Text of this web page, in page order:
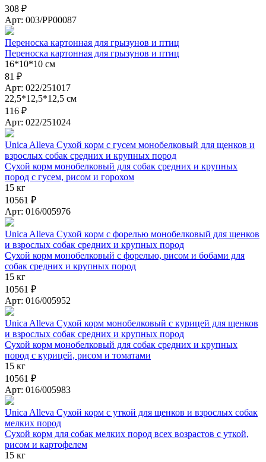
308 ₽
Арт: 003/PP00087
Переноска картонная для грызунов и птиц
Переноска картонная для грызунов и птиц
16*10*10 см
81 ₽
Арт: 022/251017
22,5*12,5*12,5 см
116 ₽
Арт: 022/251024
Unica Alleva Сухой корм с гусем монобелковый для щенков и
взрослых собак средних и крупных пород
Сухой корм монобелковый для собак средних и крупных
пород с гусем, рисом и горохом
15 кг
10561 ₽
Арт: 016/005976
Unica Alleva Сухой корм с форелью монобелковый для щенков
и взрослых собак средних и крупных пород
Сухой корм монобелковый с форелью, рисом и бобами для
собак средних и крупных пород
15 кг
10561 ₽
Арт: 016/005952
Unica Alleva Сухой корм монобелковый с курицей для щенков
и взрослых собак средних и крупных пород
Сухой корм монобелковый для собак средних и крупных
пород с курицей, рисом и томатами
15 кг
10561 ₽
Арт: 016/005983
Unica Alleva Сухой корм с уткой для щенков и взрослых собак
мелких пород
Сухой корм для собак мелких пород всех возрастов с уткой,
рисом и картофелем
15 кг